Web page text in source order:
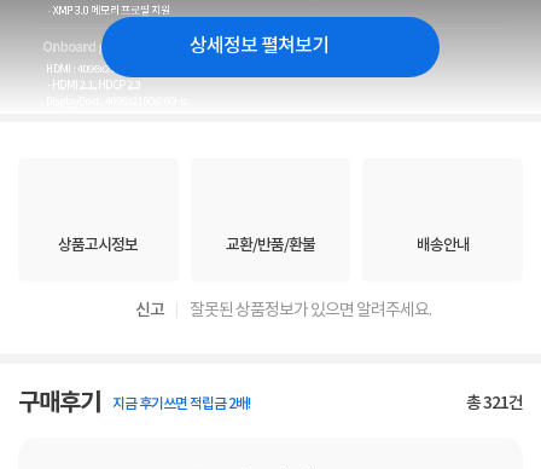
상세정보 펼쳐보기
상품고시정보 교환/반품/환불 배송안내
신고 잘못된 상품정보가 있으면 알려주세요.
구매후기 지금 후기쓰면 적립금 2배! 총321건